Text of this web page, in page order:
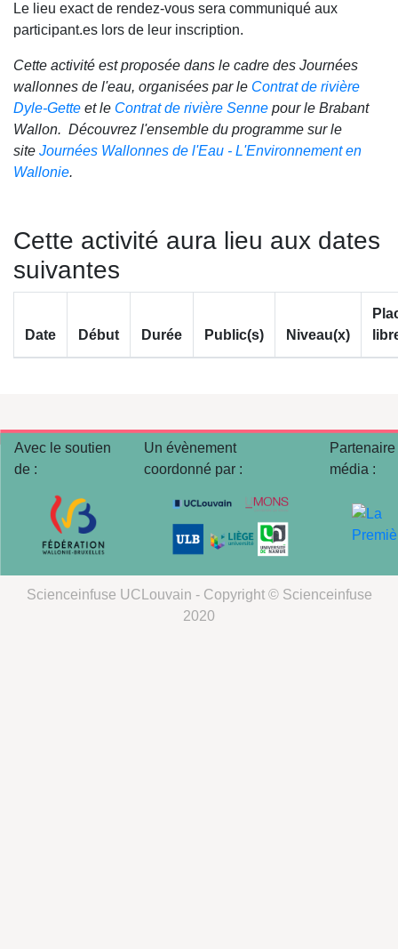
Le lieu exact de rendez-vous sera communiqué aux
participant.es lors de leur inscription.
Cette activité est proposée dans le cadre des Journées
wallonnes de l'eau, organisées par le Contrat de rivière
Dyle-Gette et le Contrat de rivière Senne pour le Brabant
Wallon. Découvrez l'ensemble du programme sur le
site Journées Wallonnes de l'Eau - L'Environnement en
Wallonie.
Cette activité aura lieu aux dates
suivantes
Date Début Durée Public(s) Niveau(x)
Avec le soutien
de :
Un évènement
coordonné par :
Partenaire
média :
Scienceinfuse UCLouvain - Copyright © Scienceinfuse
2020